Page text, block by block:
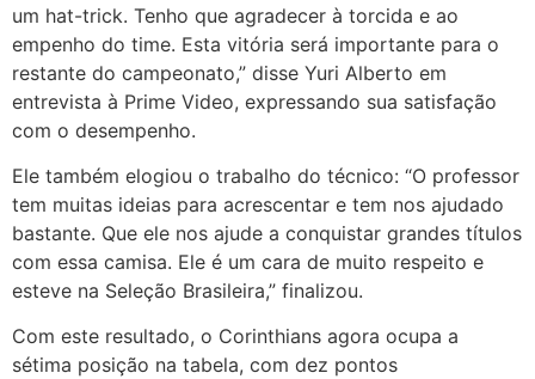
um hat-trick. Tenho que agradecer à torcida e ao
empenho do time. Esta vitória será importante para o
restante do campeonato,” disse Yuri Alberto em
entrevista à Prime Video, expressando sua satisfação
com o desempenho.
Ele também elogiou o trabalho do técnico: “O professor
tem muitas ideias para acrescentar e tem nos ajudado
bastante. Que ele nos ajude a conquistar grandes títulos
com essa camisa. Ele é um cara de muito respeito e
esteve na Seleção Brasileira,” finalizou.
Com este resultado, o Corinthians agora ocupa a
sétima posição na tabela, com dez pontos